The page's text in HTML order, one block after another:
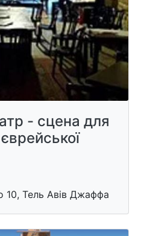
- сцена для
Тель Авів Джаффа